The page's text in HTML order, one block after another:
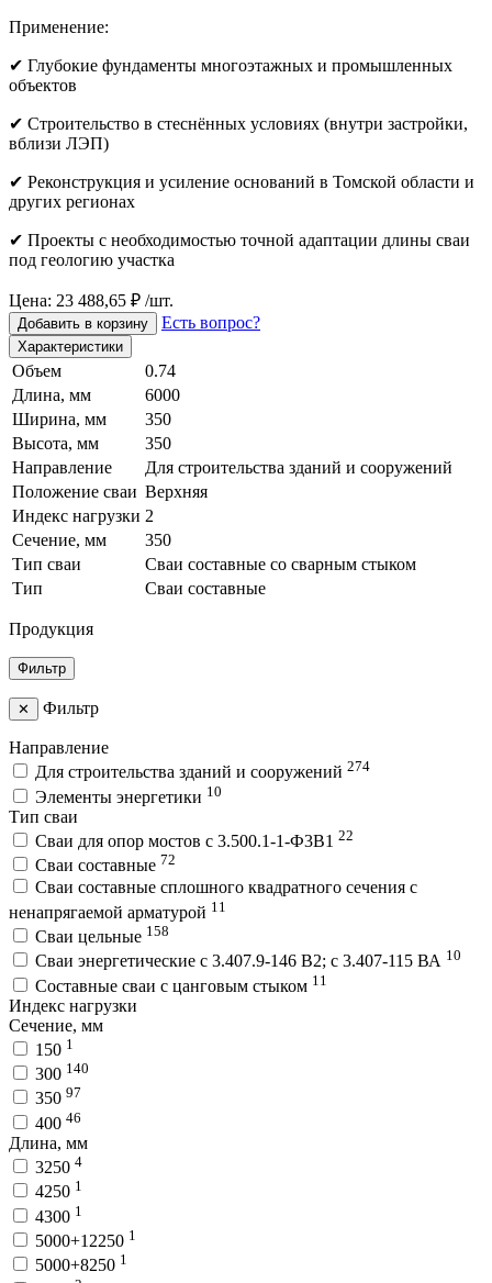
Применение:
✔ Глубокие фундаменты многоэтажных и промышленных
объектов
✔ Строительство в стеснённых условиях (внутри застройки,
вблизи ЛЭП)
✔ Реконструкция и усиление оснований в Томской области и
других регионах
✔ Проекты с необходимостью точной адаптации длины сваи
под геологию участка
Цена: 23 488,65 ₽ /шт.
Добавить в корзину Есть вопрос?
Характеристики
Объем
0.74
Длина, мм
6000
Ширина, мм
350
Высота, мм
350
Направление
Для строительства зданий и сооружений
Положение сваи Верхняя
Индекс нагрузки 2
Сечение, мм
350
Тип сваи
Сваи составные со сварным стыком
Тип
Сваи составные
Продукция
Фильтр
✕ Фильтр
Направление
Для строительства зданий и сооружений 274
Элементы энергетики 10
Тип сваи
Сваи для опор мостов с 3.500.1-1-Ф3В1 22
Сваи составные 72
Сваи составные сплошного квадратного сечения с
ненапрягаемой арматурой 11
Сваи цельные 158
Сваи энергетические с 3.407.9-146 В2; с 3.407-115 ВА 10
Составные сваи с цанговым стыком 11
Индекс нагрузки
Сечение, мм
150 1
300 140
350 97
400 46
Длина, мм
3250 4
4250 1
4300 1
5000+12250 1
5000+8250 1